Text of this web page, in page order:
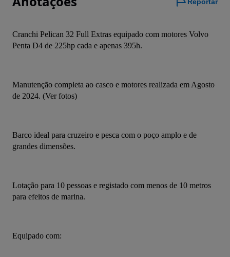
Cranchi Pelican 32 Full Extras equipado com motores Volvo
Penta D4 de 225hp cada e apenas 395h.
Manutenção completa ao casco e motores realizada em Agosto
de 2024. (Ver fotos)
Barco ideal para cruzeiro e pesca com o poço amplo e de
grandes dimensões.
Lotação para 10 pessoas e registado com menos de 10 metros
para efeitos de marina.
Equipado com: